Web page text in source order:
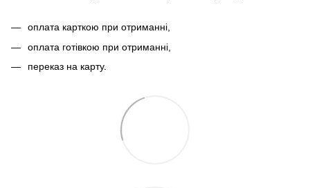
оплата карткою при отриманні,
оплата готівкою при отриманні,
переказ на карту.